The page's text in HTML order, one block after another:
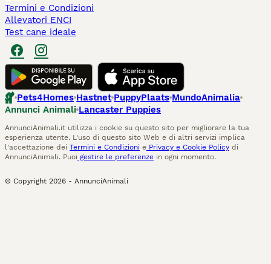
Termini e Condizioni
Allevatori ENCI
Test cane ideale
Pets4Homes Hastnet PuppyPlaats MundoAnimalia
Annunci Animali Lancaster Puppies
AnnunciAnimali.it utilizza i cookie su questo sito per migliorare la tua
esperienza utente. L'uso di questo sito Web e di altri servizi implica
l'accettazione dei Termini e Condizioni e Privacy e Cookie Policy di
AnnunciAnimali. Puoi gestire le preferenze in ogni momento.
© Copyright 2026 - AnnunciAnimali